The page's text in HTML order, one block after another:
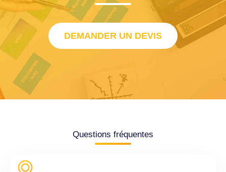
DEMANDER UN DEVIS
Questions fréquentes